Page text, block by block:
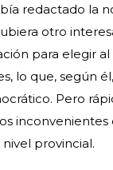
redactado la
otro
para elegir
lo que, según
Pero
provincial.